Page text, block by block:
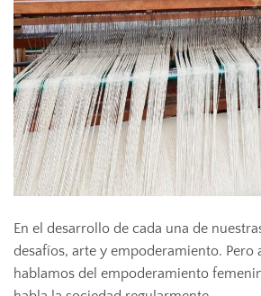
En el desarrollo de cada una de
desafíos, arte y empoderamiento. Pero
hablamos del empoderamiento